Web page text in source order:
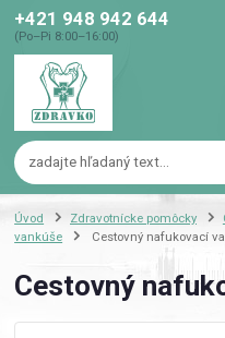
+421 948 942 644
(Po–Pi 8:00–16:00)
Úvod Zdravotnícke pomôcky
vankúše
Cestovný nafukovací
Cestovný